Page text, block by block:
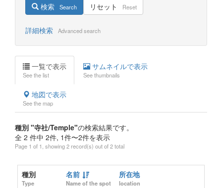
検索 Search リセット Reset
詳細検索 Advanced search
一覧で表示
See the list
サムネイルで表示
See thumbnails
地図で表示
See the map
種別 "寺社/Temple"の検索結果です。
全 2 件中 2件, 1件〜2件を表示
Page 1 of 1, showing 2 record(s) out of 2 total
種別
Type
名前
Name of the spot
所在地
location